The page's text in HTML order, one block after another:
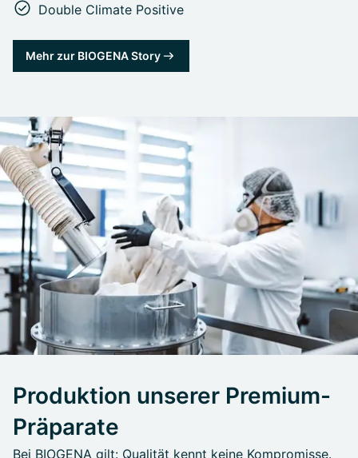
Double Climate Positive
Mehr zur BIOGENA Story
Produktion unserer Premium-
Präparate
Bei BIOGENA gilt: Qualität kennt keine Kompromisse.